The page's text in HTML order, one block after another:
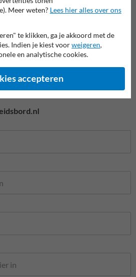
Veiligheidspictogrammen
Meer weten? Lees hier alles over ons
te klikken, ga je akkoord met de
Indien je kiest voorweigeren,
en analytische cookies.
accepteren